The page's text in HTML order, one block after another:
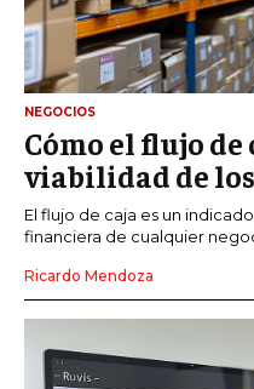
NEGOCIOS
Cómo el flujo de
viabilidad de
El flujo de caja es un
financiera de cualquier
Ricardo Mendoza